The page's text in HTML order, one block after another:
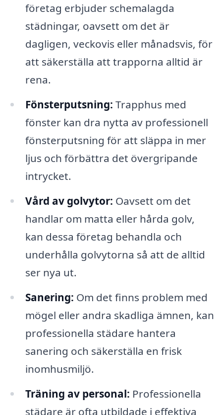
företag erbjuder schemalagda
städningar, oavsett om det är
dagligen, veckovis eller månadsvis, för
att säkerställa att trapporna alltid är
rena.
Fönsterputsning: Trapphus med
fönster kan dra nytta av professionell
fönsterputsning för att släppa in mer
ljus och förbättra det övergripande
intrycket.
Vård av golvytor: Oavsett om det
handlar om matta eller hårda golv,
kan dessa företag behandla och
underhålla golvytorna så att de alltid
ser nya ut.
Sanering: Om det finns problem med
mögel eller andra skadliga ämnen, kan
professionella städare hantera
sanering och säkerställa en frisk
inomhusmiljö.
Träning av personal: Professionella
städare är ofta utbildade i effektiva